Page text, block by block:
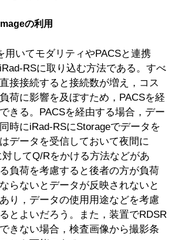
の利用
用いてモダリティやPACSと連携
RSに取り込む方法である。すべ
接接続すると接続数が増え，コス
荷に影響を及ぼすため，PACSを経
きる。PACSを経由する場合，デー
時にiRad-RSにStorageでデータを
データを受信しておいて夜間に
してQ/Rをかける方法などがあ
負荷を考慮すると後者の方が負荷
らないとデータが反映されないと
り，データの使用用途などを考慮
とよいだろう。また，装置でRDSR
きない場合，検査画像から撮影条